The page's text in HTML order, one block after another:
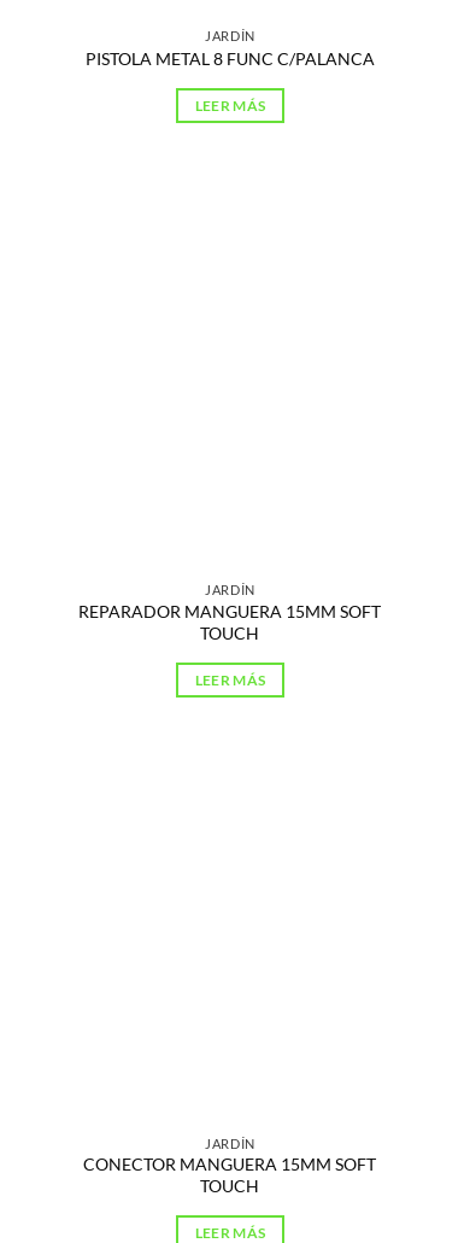
JARDÍN
PISTOLA METAL 8 FUNC C/PALANCA
LEER MÁS
JARDÍN
REPARADOR MANGUERA 15MM SOFT
TOUCH
LEER MÁS
JARDÍN
CONECTOR MANGUERA 15MM SOFT
TOUCH
LEER MÁS